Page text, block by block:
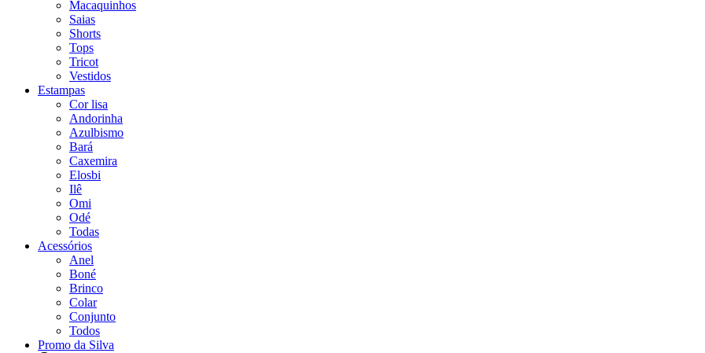
Macaquinhos
Saias
Shorts
Tops
Tricot
Vestidos
Estampas
Cor lisa
Andorinha
Azulbismo
Bará
Caxemira
Elosbi
Ilê
Omi
Odé
Todas
Acessórios
Anel
Boné
Brinco
Colar
Conjunto
Todos
Promo da Silva